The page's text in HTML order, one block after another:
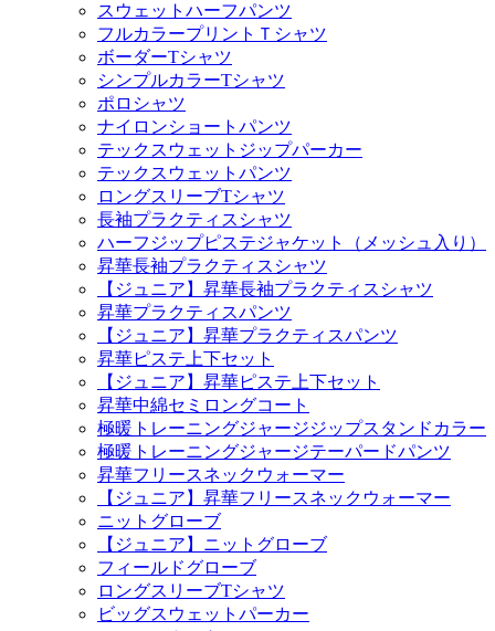
スウェットハーフパンツ
フルカラープリントＴシャツ
ボーダーTシャツ
シンプルカラーTシャツ
ポロシャツ
ナイロンショートパンツ
テックスウェットジップパーカー
テックスウェットパンツ
ロングスリーブTシャツ
長袖プラクティスシャツ
ハーフジップピステジャケット（メッシュ入り）
昇華長袖プラクティスシャツ
【ジュニア】昇華長袖プラクティスシャツ
昇華プラクティスパンツ
【ジュニア】昇華プラクティスパンツ
昇華ピステ上下セット
【ジュニア】昇華ピステ上下セット
昇華中綿セミロングコート
極暖トレーニングジャージジップスタンドカラー
極暖トレーニングジャージテーパードパンツ
昇華フリースネックウォーマー
【ジュニア】昇華フリースネックウォーマー
ニットグローブ
【ジュニア】ニットグローブ
フィールドグローブ
ロングスリーブTシャツ
ビッグスウェットパーカー